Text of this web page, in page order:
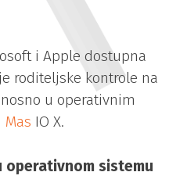
i Apple dostupna
roditeljske kontrole na
u operativnim
Mas IO X.
operativnom sistemu